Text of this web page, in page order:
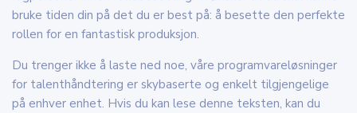
bruke tiden din på det du er best på: å besette den perfekte
rollen for en fantastisk produksjon.
Du trenger ikke å laste ned noe, våre programvareløsninger
for talenthåndtering er skybaserte og enkelt tilgjengelige
på enhver enhet. Hvis du kan lese denne teksten, kan du